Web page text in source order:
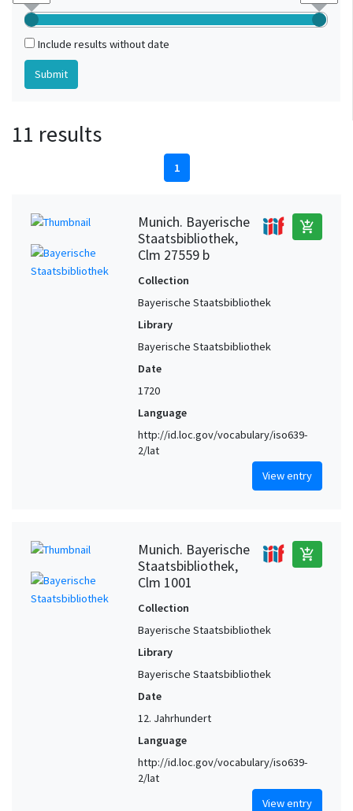
Include results without date
11 results
1
Munich. Bayerische
Staatsbibliothek,
Clm 27559 b
add_shopping_cart
Collection
Bayerische Staatsbibliothek
Library
Bayerische Staatsbibliothek
Date
1720
Language
http://id.loc.gov/vocabulary/iso639-
2/lat
View entry
Munich. Bayerische
Staatsbibliothek,
Clm 1001
add_shopping_cart
Collection
Bayerische Staatsbibliothek
Library
Bayerische Staatsbibliothek
Date
12. Jahrhundert
Language
http://id.loc.gov/vocabulary/iso639-
2/lat
View entry